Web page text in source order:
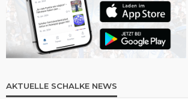
AKTUELLE SCHALKE NEWS